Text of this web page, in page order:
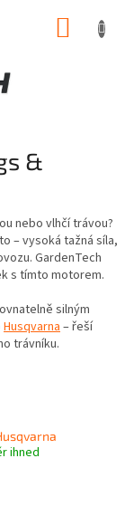
&
nebo vlhčí trávou?
– vysoká tažná síla,
GardenTech
s tímto motorem.
silným
Husqvarna – řeší
trávníku.
ihned